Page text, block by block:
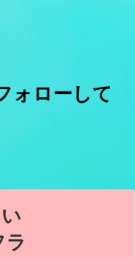
ォローして